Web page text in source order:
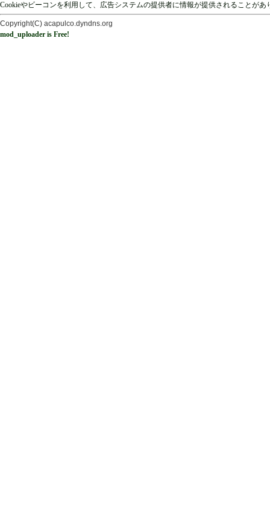
Cookieやビーコンを利用して、広告システムの提供者に情報が提供されることが
Copyright(C) acapulco.dyndns.org
mod_uploader is Free!